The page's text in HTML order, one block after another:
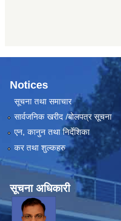
Notices
सूचना तथा समाचार
सार्वजनिक खरीद /बोलपत्र सूचना
एन, कानुन तथा निर्देशिका
कर तथा शुल्कहरु
सूचना अधिकारी